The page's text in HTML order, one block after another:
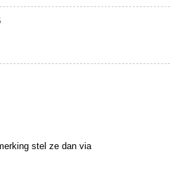
stel ze dan via